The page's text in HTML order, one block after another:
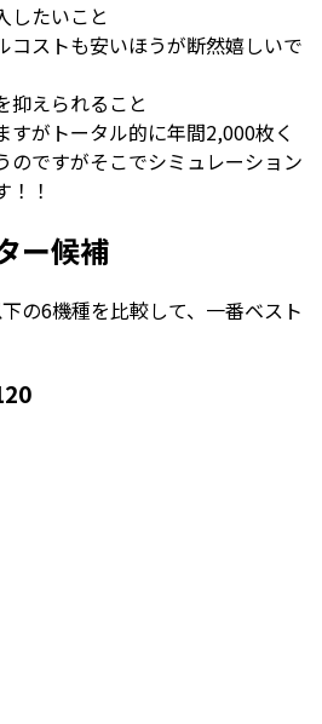
したいこと
コストも安いほうが断然嬉しいで
抑えられること
すがトータル的に年間2,000枚く
のですがそこでシミュレーション
！！
ー候補
の6機種を比較して、一番ベスト